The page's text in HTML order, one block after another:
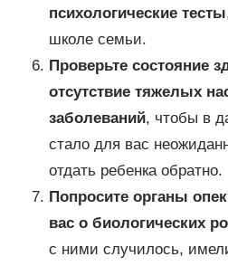
психологические тесты
школе семьи.
Проверьте состояние
отсутствие тяжелых
заболеваний, чтобы в
стало для вас
отдать ребенка обратно.
Попросите органы
вас о биологических
с ними случилось,